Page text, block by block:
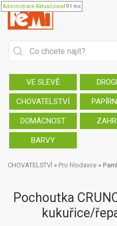
AdministraceAktualizovat91 ms
VE SLEVĚ
CHOVATELSTVÍ
DOMÁCNOST
BARVY
CHOVATELSTVÍ » Pro hlodavce »
Pochoutka
kukuřice/